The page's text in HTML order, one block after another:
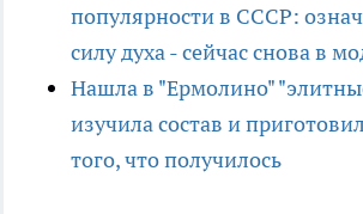
популярности в СССР:
силу духа - сейчас снова в
Нашла в "Ермолино"
изучила состав и
того, что получилось